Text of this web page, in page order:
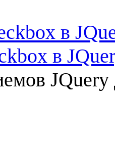
в
JQuery